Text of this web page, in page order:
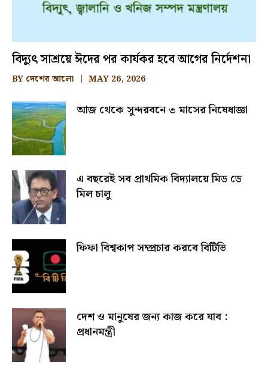
বিদ্যুৎ সাশ্রয়ে ঈদের পর কার্যকর হবে আগের নির্দেশনা
BY দেশের আলো MAY 26, 2026
আজ থেকে সুন্দরবনে ৩ মাসের নিষেধাজ্ঞা
এ বছরেই সব প্রাথমিক বিদ্যালয়ে মিড ডে
মিল চালু
ফিফা বিশ্বকাপ সম্প্রচার করবে বিটিভি
দেশ ও মানুষের জন্য কাজ করে যাব :
প্রধানমন্ত্রী